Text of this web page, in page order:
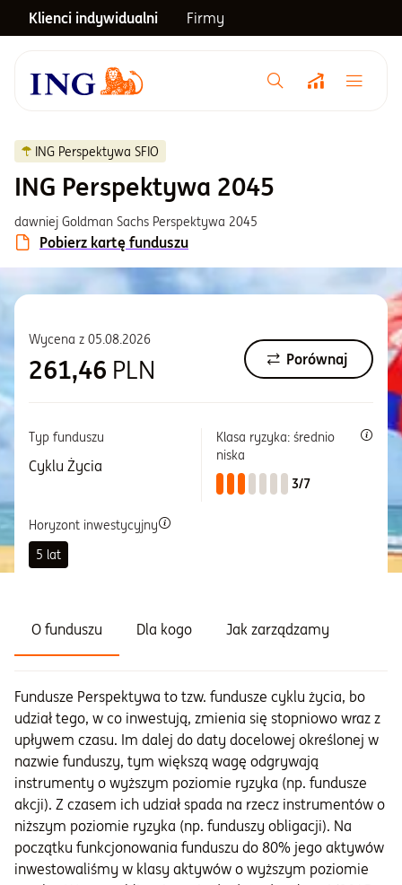
Klienci indywidualni Firmy
Menu główne
Notowania
Inwestycje
Centrum pomocy
Informacje i dokumenty
ING Perspektywa SFIO
ING Perspektywa 2045
dawniej Goldman Sachs Perspektywa 2045
Pobierz kartę funduszu
Wycena z 05.08.2026
261,46 PLN Porównaj
Typ funduszu
Cyklu Życia
Klasa ryzyka: średnio
niska
3/7
Horyzont inwestycyjny
5 lat
O funduszu Dla kogo Jak zarządzamy
Fundusze Perspektywa to tzw. fundusze cyklu życia, bo
udział tego, w co inwestują, zmienia się stopniowo wraz z
upływem czasu. Im dalej do daty docelowej określonej w
nazwie funduszy, tym większą wagę odgrywają
instrumenty o wyższym poziomie ryzyka (np. fundusze
akcji). Z czasem ich udział spada na rzecz instrumentów o
niższym poziomie ryzyka (np. funduszy obligacji). Na
początku funkcjonowania funduszu do 80% jego aktywów
inwestowaliśmy w klasy aktywów o wyższym poziomie